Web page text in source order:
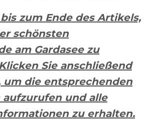
zum Ende des Artikels,
schönsten
am Gardasee zu
Sie anschließend
um die entsprechenden
und alle
zu erhalten.